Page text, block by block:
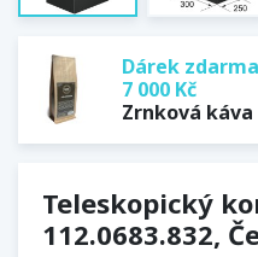
Dárek
7 000 Kč
Zrnková káva
Teleskopický
112.0683.832,